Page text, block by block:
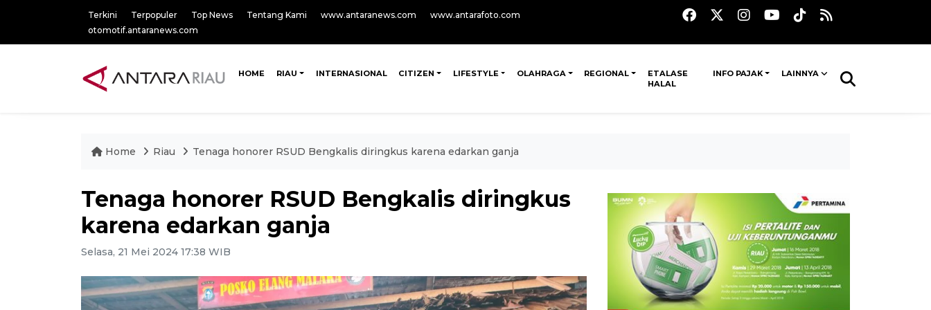
Terkini Terpopuler Top News Tentang Kami www.antaranews.com
www.antarafoto.com
otomotif.antaranews.com
HOME RIAU INTERNASIONAL CITIZEN LIFESTYLE OLAHRAGA REGIONAL
ETALASE
HALAL
INFO PAJAK LAINNYA
Home Riau Tenaga honorer RSUD Bengkalis diringkus karena edarkan ganja
Tenaga honorer RSUD Bengkalis diringkus
karena edarkan ganja
Selasa, 21 Mei 2024 17:38 WIB